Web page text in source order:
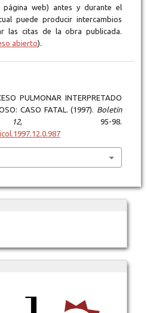
página web) antes y durante el
puede producir intercambios
las citas de la obra publicada.
abierto).
PULMONAR INTERPRETADO
CASO FATAL. (1997). Boletín
12, 95-98.